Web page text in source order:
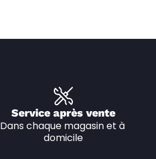
Service après vente
Dans chaque magasin et à
domicile